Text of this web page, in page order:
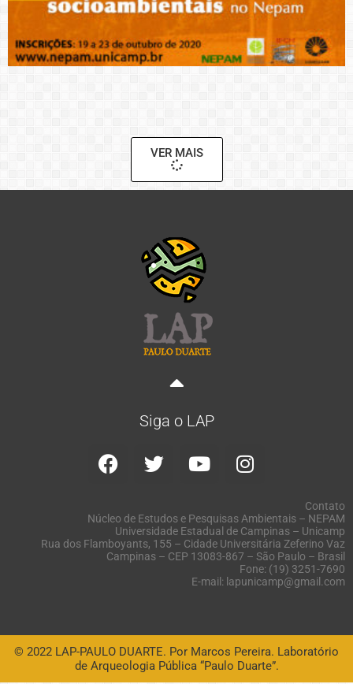
VER MAIS
Siga o LAP
Contato
Núcleo de Estudos e Pesquisas Ambientais – NEPAM
Universidade Estadual de Campinas – Unicamp
Rua dos Flamboyants, 155 – Cidade Universitária Zeferino Vaz
Campinas – CEP 13083-867 – São Paulo – Brasil
Fone: (19) 3251-7690
E-mail: lapunicamp@gmail.com
© 2022 LAP-PAULO DUARTE. Por Marcos Pereira. Laboratório
de Arqueologia Pública “Paulo Duarte”.